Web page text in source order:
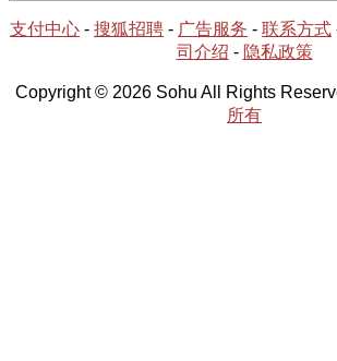
支付中心 - 搜狐招聘 - 广告服务 - 联系方式
司介绍 - 隐私政策
Copyright © 2026 Sohu All Rights
所有